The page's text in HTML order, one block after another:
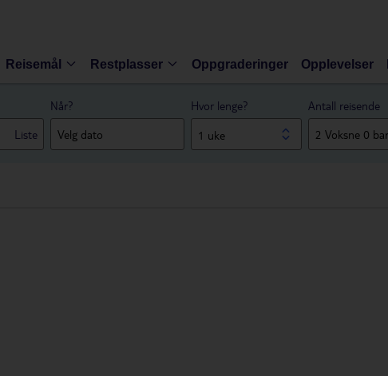
Reisemål Restplasser Oppgraderinger Opplevelser
Liste
Når? Hvor lenge?
1 uke
Antall reisende